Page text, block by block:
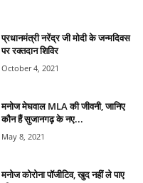
प्रधानमंत्री नरेंद्र जी मोदी के जन्मदिवस
पर रक्तदान शिविर
October 4, 2021
मनोज मेघवाल MLA की जीवनी, जानिए
कौन हैं सुजानगढ़ के नए...
May 8, 2021
मनोज कोरोना पॉजीटिव, खुद नहीं ले पाए